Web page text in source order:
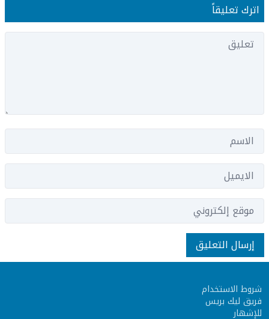
اترك تعليقاً
شروط الاستخدام
فريق ليك بريس
للإشهار